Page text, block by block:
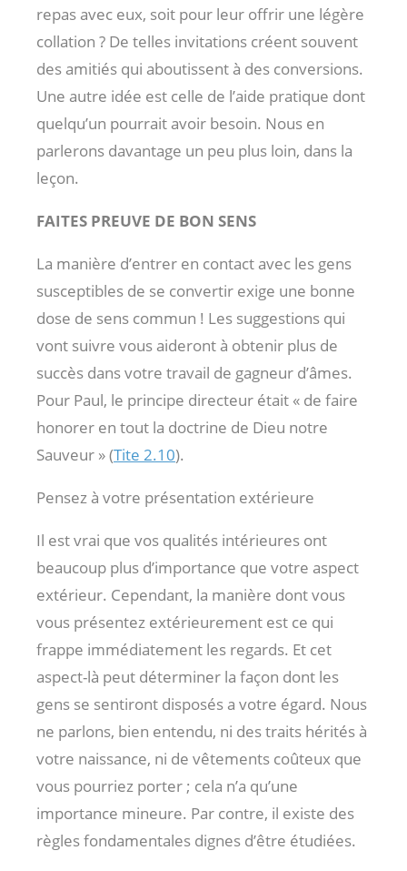
repas avec eux, soit pour leur offrir une légère
collation ? De telles invitations créent souvent
des amitiés qui aboutissent à des conversions.
Une autre idée est celle de l’aide pratique dont
quelqu’un pourrait avoir besoin. Nous en
parlerons davantage un peu plus loin, dans la
leçon.
FAITES PREUVE DE BON SENS
La manière d’entrer en contact avec les gens
susceptibles de se convertir exige une bonne
dose de sens commun ! Les suggestions qui
vont suivre vous aideront à obtenir plus de
succès dans votre travail de gagneur d’âmes.
Pour Paul, le principe directeur était « de faire
honorer en tout la doctrine de Dieu notre
Sauveur » (Tite 2.10).
Pensez à votre présentation extérieure
Il est vrai que vos qualités intérieures ont
beaucoup plus d’importance que votre aspect
extérieur. Cependant, la manière dont vous
vous présentez extérieurement est ce qui
frappe immédiatement les regards. Et cet
aspect-là peut déterminer la façon dont les
gens se sentiront disposés a votre égard. Nous
ne parlons, bien entendu, ni des traits hérités à
votre naissance, ni de vêtements coûteux que
vous pourriez porter ; cela n’a qu’une
importance mineure. Par contre, il existe des
règles fondamentales dignes d’être étudiées.